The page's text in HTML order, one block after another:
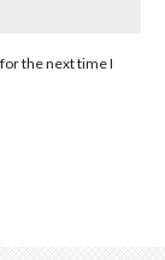
the next time I